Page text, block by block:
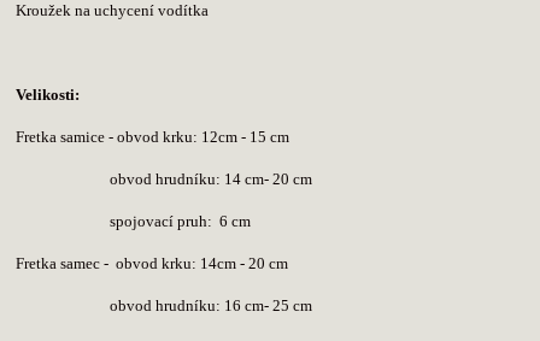
Kroužek na uchycení vodítka
Velikosti:
Fretka samice - obvod krku: 12cm - 15 cm
obvod hrudníku: 14 cm- 20 cm
spojovací pruh: 6 cm
Fretka samec -obvod krku: 14cm - 20 cm
obvod hrudníku: 16 cm- 25 cm